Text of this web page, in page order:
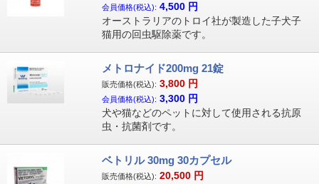
会員価格(税込): 4,500 円
オーストラリアのトロイ社が製造した子犬子
猫用の回虫駆除薬です。
メトロナイド200mg 21錠
販売価格(税込): 3,800 円
会員価格(税込): 3,300 円
犬や猫などのペットに対して使用される抗原
虫・抗菌剤です。
ベトリル 30mg 30カプセル
販売価格(税込): 20,500 円